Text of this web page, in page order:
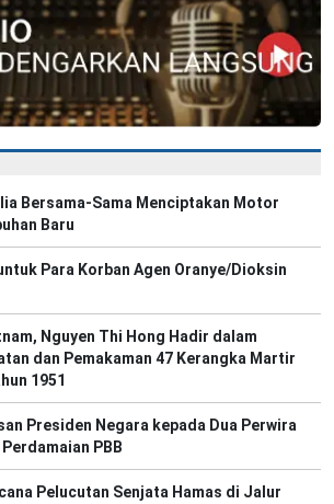
Bersama-Sama Menciptakan Motor
Baru
Para Korban Agen Oranye/Dioksin
Nguyen Thi Hong Hadir dalam
dan Pemakaman 47 Kerangka Martir
1951
Presiden Negara kepada Dua Perwira
PBB
Pelucutan Senjata Hamas di Jalur